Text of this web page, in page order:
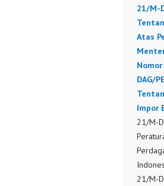
21/M-
Atas
DAG/
Impor
21/M-
21/M-